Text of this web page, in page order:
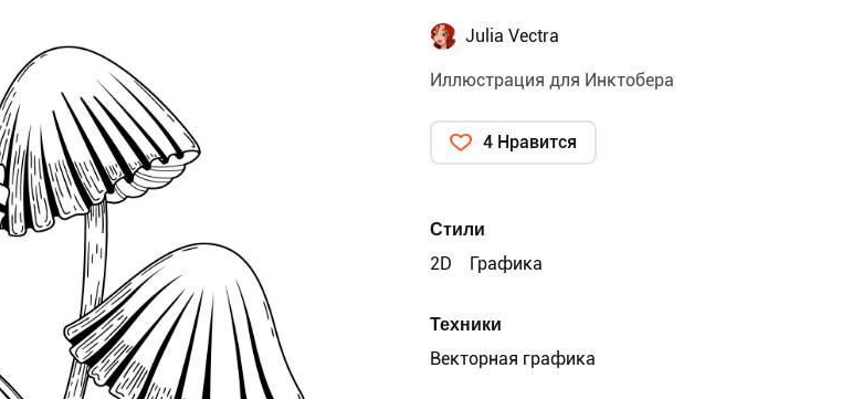
Julia Vectra
Иллюстрация для Инктобера
4 Нравится
Стили
2D
Графика
Техники
Векторная графика